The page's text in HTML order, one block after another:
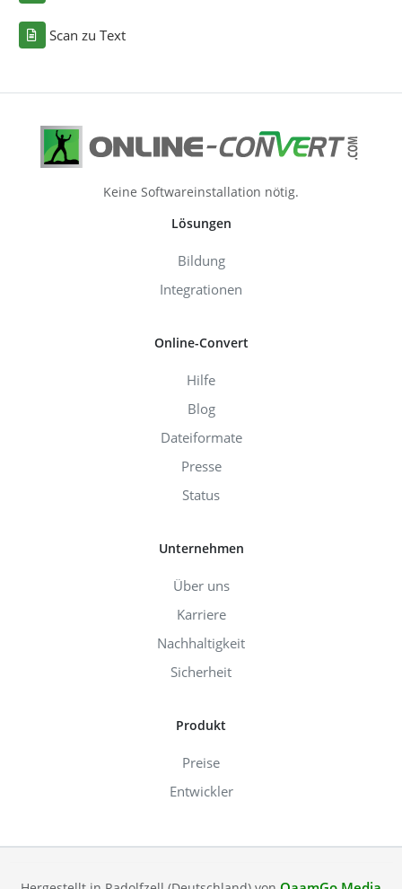
Scan zu Text
Keine Softwareinstallation nötig.
Lösungen
Bildung
Integrationen
Online-Convert
Hilfe
Blog
Dateiformate
Presse
Status
Unternehmen
Über uns
Karriere
Nachhaltigkeit
Sicherheit
Produkt
Preise
Entwickler